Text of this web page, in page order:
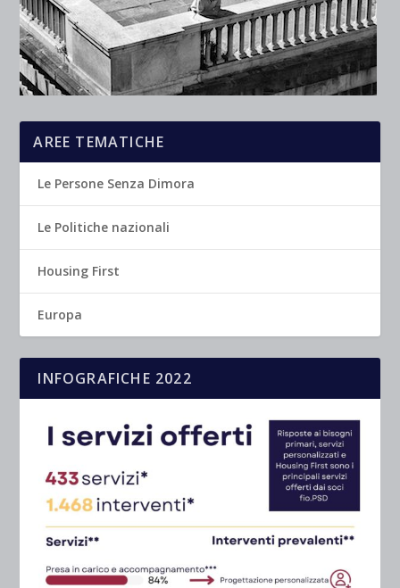
AREE TEMATICHE
Le Persone Senza Dimora
Le Politiche nazionali
Housing First
Europa
INFOGRAFICHE 2022